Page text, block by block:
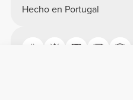
Hecho en Portugal